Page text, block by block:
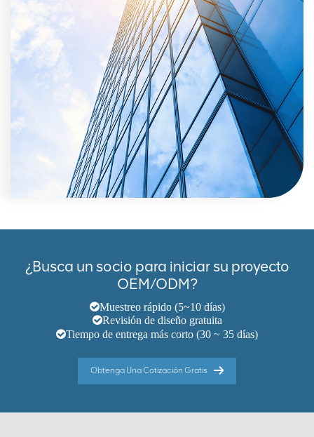
¿Busca un socio para iniciar su proyecto
OEM/ODM?
Muestreo rápido (5~10 días)
Revisión de diseño gratuita
Tiempo de entrega más corto (30 ~ 35 días)
Obtenga Una Cotización Gratis